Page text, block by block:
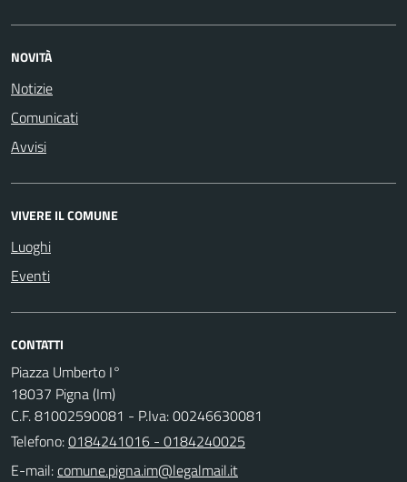
NOVITÀ
Notizie
Comunicati
Avvisi
VIVERE IL COMUNE
Luoghi
Eventi
CONTATTI
Piazza Umberto I°
18037 Pigna (Im)
C.F. 81002590081 - P.Iva: 00246630081
Telefono:0184241016 - 0184240025
E-mail: